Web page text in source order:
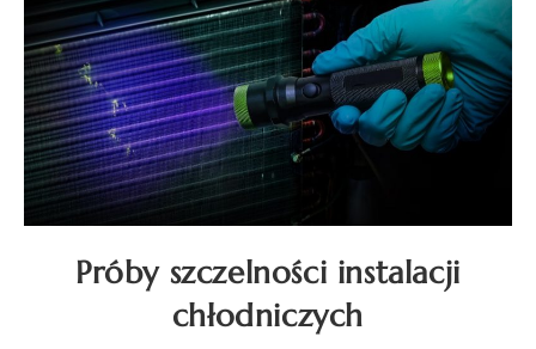
Próby szczelności instalacji
chłodniczych